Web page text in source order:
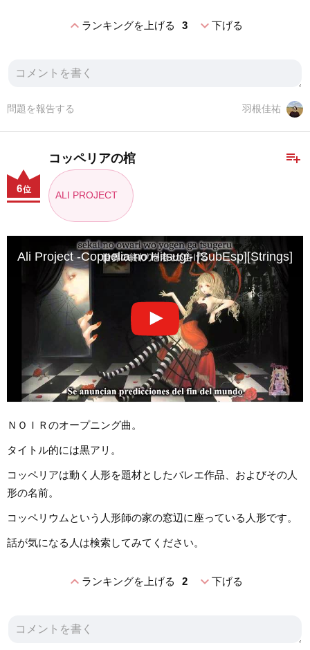
expand_lessランキングを上げる 3 expand_more下げる
羽根佳祐
問題を報告する
playlist_add
コッペリアの棺
ALI PROJECT
6位
Ali Project -Coppelia no Hitsugi- [SubEsp][Strings]
ＮＯＩＲのオープニング曲。
タイトル的には黒アリ。
コッペリアは動く人形を題材としたバレエ作品、およびその人
形の名前。
コッペリウムという人形師の家の窓辺に座っている人形です。
話が気になる人は検索してみてください。
expand_lessランキングを上げる 2 expand_more下げる